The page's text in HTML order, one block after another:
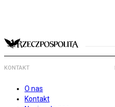
KONTAKT
O nas
Kontakt